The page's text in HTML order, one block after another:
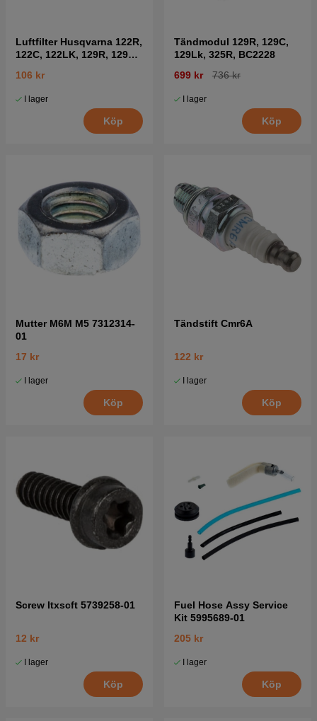
Luftfilter Husqvarna 122R,
122C, 122LK, 129R, 129C,
106 kr
I lager
Köp
Tändmodul 129R, 129C,
129Lk, 325R, BC2228
699 kr
736 kr
I lager
Köp
Mutter M6M M5 7312314-
01
17 kr
I lager
Köp
Tändstift Cmr6A
122 kr
I lager
Köp
Screw Itxscft 5739258-01
12 kr
I lager
Köp
Fuel Hose Assy Service
Kit 5995689-01
205 kr
I lager
Köp